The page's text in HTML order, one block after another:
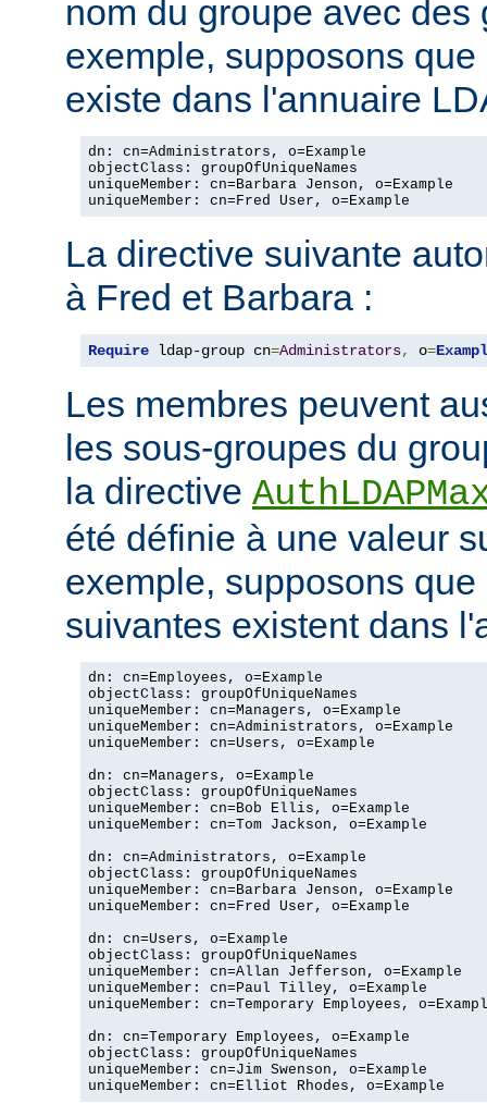
nom du groupe avec des
exemple, supposons
existe dans l'annuaire
dn: cn=Administrators, o=Example
objectClass: groupOfUniqueNames
uniqueMember: cn=Barbara Jenson, o=Example
uniqueMember: cn=Fred User, o=Example
La directive suivante
à Fred et Barbara :
Require ldap-group cn=Administrators, o=
Les membres peuvent
les sous-groupes du
la directive
été définie à une valeur
exemple, supposons
suivantes existent dans
dn: cn=Employees, o=Example
objectClass: groupOfUniqueNames
uniqueMember: cn=Managers, o=Example
uniqueMember: cn=Administrators, o=Example
uniqueMember: cn=Users, o=Example
dn: cn=Managers, o=Example
objectClass: groupOfUniqueNames
uniqueMember: cn=Bob Ellis, o=Example
uniqueMember: cn=Tom Jackson, o=Example
dn: cn=Administrators, o=Example
objectClass: groupOfUniqueNames
uniqueMember: cn=Barbara Jenson, o=Example
uniqueMember: cn=Fred User, o=Example
dn: cn=Users, o=Example
objectClass: groupOfUniqueNames
uniqueMember: cn=Allan Jefferson, o=Example
uniqueMember: cn=Paul Tilley, o=Example
uniqueMember: cn=Temporary Employees,
dn: cn=Temporary Employees, o=Example
objectClass: groupOfUniqueNames
uniqueMember: cn=Jim Swenson, o=Example
uniqueMember: cn=Elliot Rhodes, o=Example